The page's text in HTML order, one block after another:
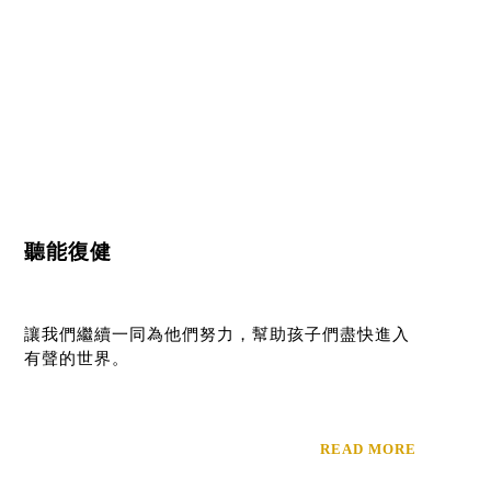
聽能復健
讓我們繼續一同為他們努力，幫助孩子們盡快進入
有聲的世界。
READ MORE